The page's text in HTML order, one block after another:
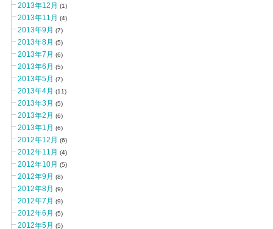
2013年12月 (1)
2013年11月 (4)
2013年9月 (7)
2013年8月 (5)
2013年7月 (6)
2013年6月 (5)
2013年5月 (7)
2013年4月 (11)
2013年3月 (5)
2013年2月 (6)
2013年1月 (6)
2012年12月 (6)
2012年11月 (4)
2012年10月 (5)
2012年9月 (8)
2012年8月 (9)
2012年7月 (9)
2012年6月 (5)
2012年5月 (5)